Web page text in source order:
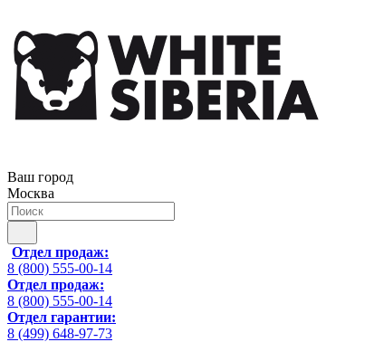
Ваш город
Москва
Отдел продаж:
8 (800) 555-00-14
Отдел продаж:
8 (800) 555-00-14
Отдел гарантии:
8 (499) 648-97-73